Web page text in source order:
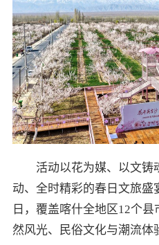
活动以花为媒、以文铸
动、全时精彩的春日文旅盛
日，覆盖喀什全地区12个
然风光、民俗文化与潮流体